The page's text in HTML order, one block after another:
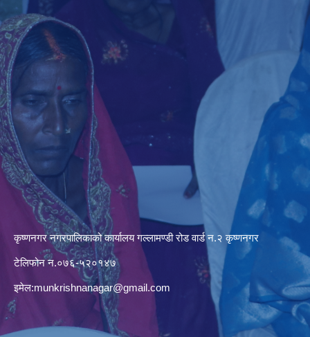
कृष्णनगर नगरपालिकाको कार्यालय गल्लामण्डी रोड वार्ड न.२ कृष्णनगर
टेलिफोन न.०७६-५२०१४७
इमेल:munkrishnanagar@gmail.com